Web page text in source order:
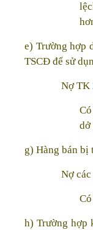
e) Trường hợp
TSCĐ để sử
Nợ TK
dở
g) Hàng bán bị
Nợ
h) Trường hợp